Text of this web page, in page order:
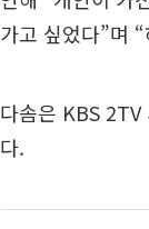
가고 싶었다”며
다솜은 KBS 2TV
다.